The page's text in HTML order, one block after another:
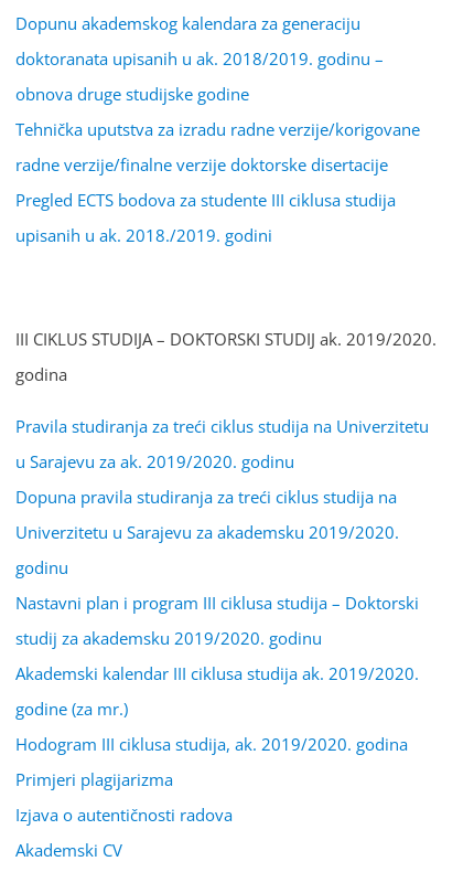
Dopunu akademskog kalendara za generaciju
doktoranata upisanih u ak. 2018/2019. godinu –
obnova druge studijske godine
Tehnička uputstva za izradu radne verzije/korigovane
radne verzije/finalne verzije doktorske disertacije
Pregled ECTS bodova za studente III ciklusa studija
upisanih u ak. 2018./2019. godini
III CIKLUS STUDIJA – DOKTORSKI STUDIJ ak. 2019/2020.
godina
Pravila studiranja za treći ciklus studija na Univerzitetu
u Sarajevu za ak. 2019/2020. godinu
Dopuna pravila studiranja za treći ciklus studija na
Univerzitetu u Sarajevu za akademsku 2019/2020.
godinu
Nastavni plan i program III ciklusa studija – Doktorski
studij za akademsku 2019/2020. godinu
Akademski kalendar III ciklusa studija ak. 2019/2020.
godine (za mr.)
Hodogram III ciklusa studija, ak. 2019/2020. godina
Primjeri plagijarizma
Izjava o autentičnosti radova
Akademski CV